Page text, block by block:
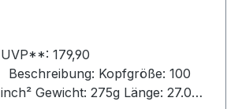
UVP**: 179,90
Beschreibung: Kopfgröße: 100
inch² Gewicht: 275g Länge: 27.0